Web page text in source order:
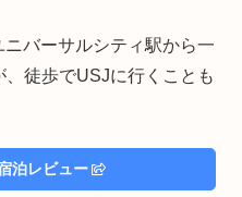
バーサルシティ駅から一
徒歩でUSJに行くことも
泊レビュー